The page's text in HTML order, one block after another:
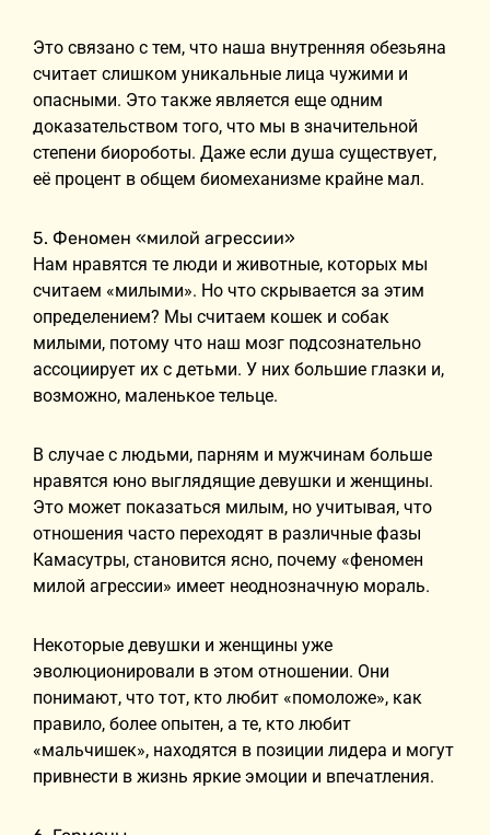
Это связано с тем, что наша внутренняя обезьяна
считает слишком уникальные лица чужими и
опасными. Это также является еще одним
доказательством того, что мы в значительной
степени биороботы. Даже если душа существует,
её процент в общем биомеханизме крайне мал.
5. Феномен «милой агрессии»
Нам нравятся те люди и животные, которых мы
считаем «милыми». Но что скрывается за этим
определением? Мы считаем кошек и собак
милыми, потому что наш мозг подсознательно
ассоциирует их с детьми. У них большие глазки и,
возможно, маленькое тельце.
В случае с людьми, парням и мужчинам больше
нравятся юно выглядящие девушки и женщины.
Это может показаться милым, но учитывая, что
отношения часто переходят в различные фазы
Камасутры, становится ясно, почему «феномен
милой агрессии» имеет неоднозначную мораль.
Некоторые девушки и женщины уже
эволюционировали в этом отношении. Они
понимают, что тот, кто любит «помоложе», как
правило, более опытен, а те, кто любит
«мальчишек», находятся в позиции лидера и могут
привнести в жизнь яркие эмоции и впечатления.